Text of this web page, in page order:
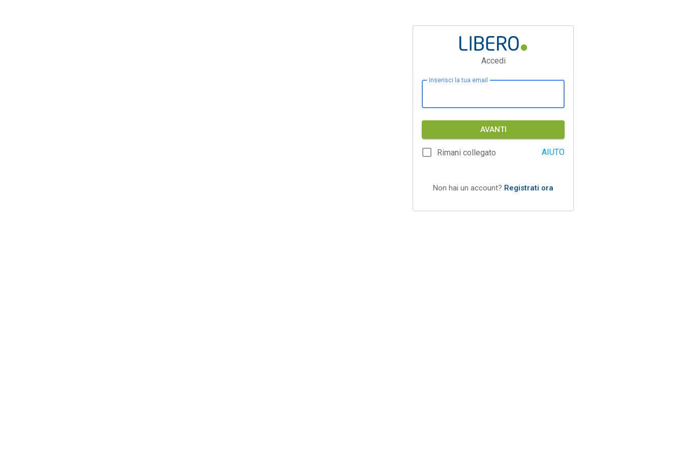
Accedi
Inserisci la tua email
AVANTI
Rimani collegato AIUTO
Non hai un account? Registrati ora